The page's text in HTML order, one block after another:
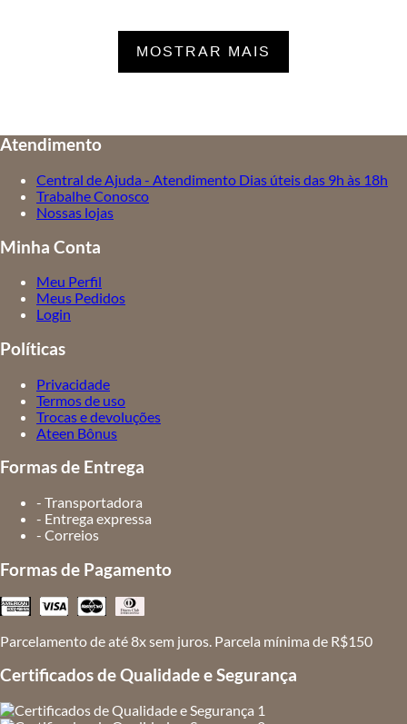
MOSTRAR MAIS
Atendimento
Central de Ajuda - Atendimento Dias úteis das 9h às 18h
Trabalhe Conosco
Nossas lojas
Minha Conta
Meu Perfil
Meus Pedidos
Login
Políticas
Privacidade
Termos de uso
Trocas e devoluções
Ateen Bônus
Formas de Entrega
- Transportadora
- Entrega expressa
- Correios
Formas de Pagamento
Parcelamento de até 8x sem juros. Parcela mínima de R$150
Certificados de Qualidade e Segurança